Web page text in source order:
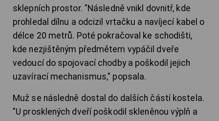
sklepních prostor. "Následně vnikl dovnitř, kde
prohledal dílnu a odcizil vrtačku a navíjecí kabel o
délce 20 metrů. Poté pokračoval ke schodišti,
kde nezjištěným předmětem vypáčil dveře
vedoucí do spojovací chodby a poškodil jejich
uzavírací mechanismus," popsala.
Muž se následně dostal do dalších částí kostela.
"U prosklených dveří poškodil skleněnou výplň a